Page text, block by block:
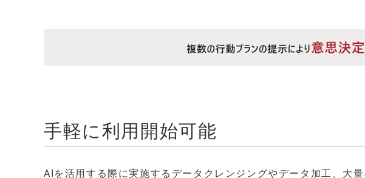
手軽に利用開始可能
AIを活用する際に実施するデータクレンジングやデータ加工、大